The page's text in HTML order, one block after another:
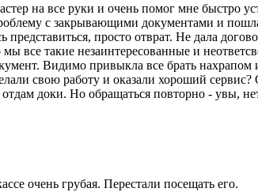
на все руки и очень помог мне быстро
с закрывающими документами и
просто отврат. Не дала
все такие незаинтересованные и
Видимо привыкла все брать нахрапом
свою работу и оказали хороший
доки. Но обращаться повторно - увы,
очень грубая. Перестали посещать его.